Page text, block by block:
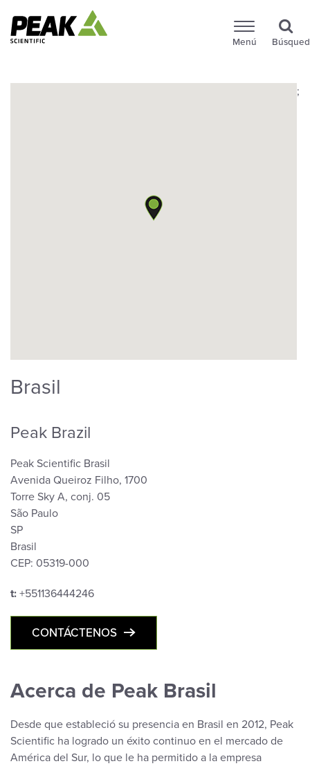
Menú
;
Brasil
Peak Brazil
Peak Scientific Brasil
Avenida Queiroz Filho, 1700
Torre Sky A, conj. 05
São Paulo
SP
Brasil
CEP: 05319-000
t: +551136444246
CONTÁCTENOS
Acerca de Peak Brasil
Desde que estableció su presencia en Brasil en 2012, Peak
Scientific ha logrado un éxito continuo en el mercado de
América del Sur, lo que le ha permitido a la empresa